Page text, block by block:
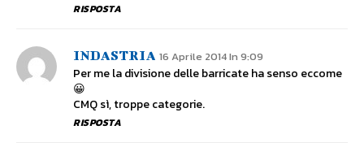
RISPOSTA
INDASTRIA 16 Aprile 2014 In 9:09
Per me la divisione delle barricate ha senso eccome
😀
CMQ sì, troppe categorie.
RISPOSTA